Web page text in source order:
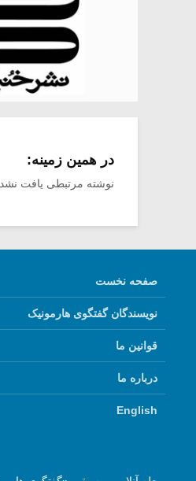
در همین زمینه:
نوشته مرتبطی یافت نشد
صفحه نخست
نویسندگان گفتگوی هارمونیک
قوانین ما
درباره ما
English